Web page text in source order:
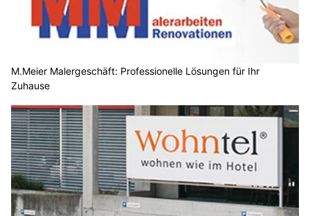
M.Meier Malergeschäft: Professionelle Lösungen für Ihr
Zuhause